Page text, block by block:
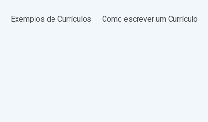
Exemplos de Currículos Como escrever um Currículo